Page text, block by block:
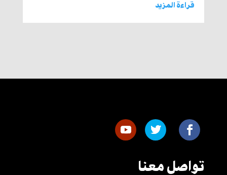
قراءة المزيد
تواصل معنا